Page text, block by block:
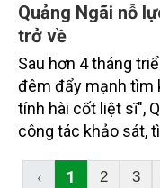
Quảng Ngãi nỗ
trở về
Sau hơn 4 tháng
đêm đẩy mạnh tìm
tính hài cốt liệt sĩ",
công tác khảo sát,
phục vụ giám định
‹ 1 2 3